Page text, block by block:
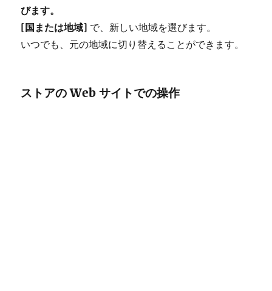
びます。
[国または地域] で、新しい地域を選びます。
いつでも、元の地域に切り替えることができます。
ストアの Web サイトでの操作